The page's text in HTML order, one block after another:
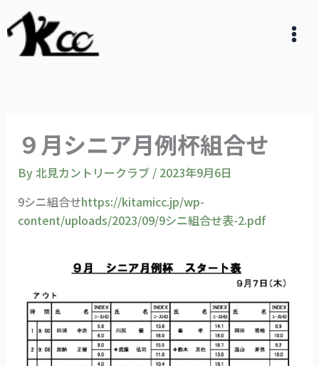
容
９月シニア月例杯組合せ
By北見カントリークラブ / 2023年9月6日
9シニ組合せhttps://kitamicc.jp/wp-
content/uploads/2023/09/9シニ組合せ表-2.pdf